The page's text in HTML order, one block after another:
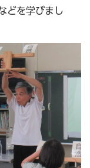
どを学びまし